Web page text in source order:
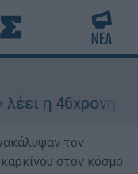
- Τι
τον
στον κόσμο